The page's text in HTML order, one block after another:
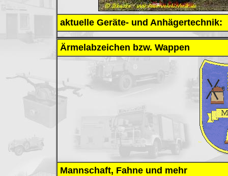
aktuelle Geräte- und Anhägertechnik:
Ärmelabzeichen bzw. Wappen
Mannschaft, Fahne und mehr